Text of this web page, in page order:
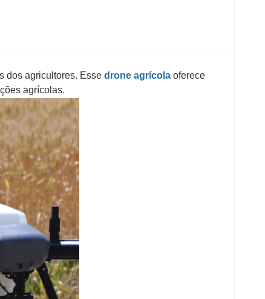
dos agricultores. Esse drone agrícolaoferece
agrícolas.